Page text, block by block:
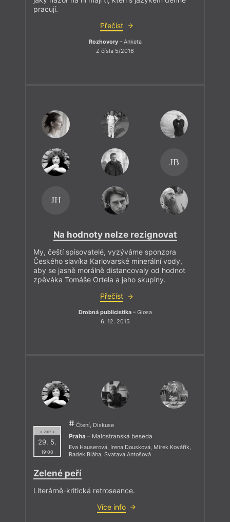
pracují.
Přečíst
Rozhovory– Anketa
Z čísla 5/2016
JB
JH
Na hodnoty nelze rezignovat
My, čeští spisovatelé, vyzýváme sponzora
Českého slavíka Karlovarské minerální vody,
aby se jasně morálně distancovaly od hodnot
zpěváka Tomáše Ortela a jeho skupiny.
Přečíst
Drobná publicistika– Glosa
6. 12. 2015
= 2017 =
29. 5.
19:00
Čtení, Diskuse
Praha – Malostranská beseda
Eva Hauserová, Irena Dousková, Mirek Kovářík,
Radek Bláha, Svatava Antošová
Zelené peří
Literárně-kritická retroseance.
Více info